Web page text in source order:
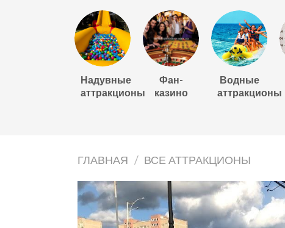
Надувные
аттракционы
Фан-
казино
Водные
аттракционы
ГЛАВНАЯ / ВСЕ АТТРАКЦИОНЫ